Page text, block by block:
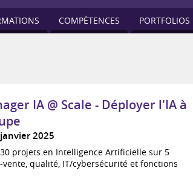
COMPÉTENCES PORTFOLIOS
IA @ Scale - Déployer l'IA à
2025
projets en Intelligence Artificielle sur 5
qualité, IT/cybersécurité et fonctions